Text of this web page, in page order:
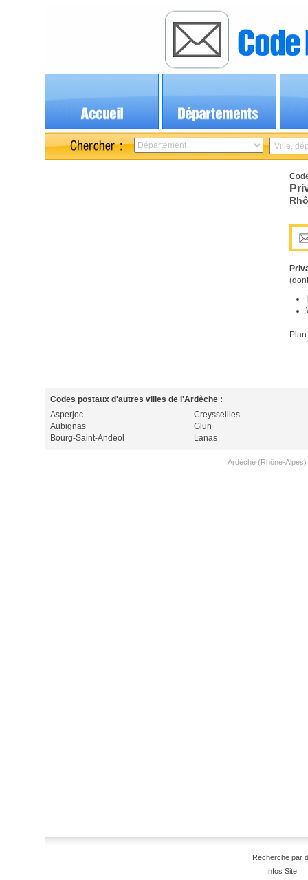
Codes postaux d'autres villes de l'Ardèche :
Asperjoc
Aubignas
Bourg-Saint-Andéol
Creysseilles
Glun
Lanas
Ardèche (Rhône-Alpes)
Recherche par
Infos Site|